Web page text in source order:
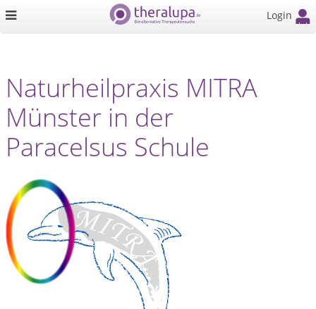
Login
Naturheilpraxis MITRA
Münster in der
Paracelsus Schule